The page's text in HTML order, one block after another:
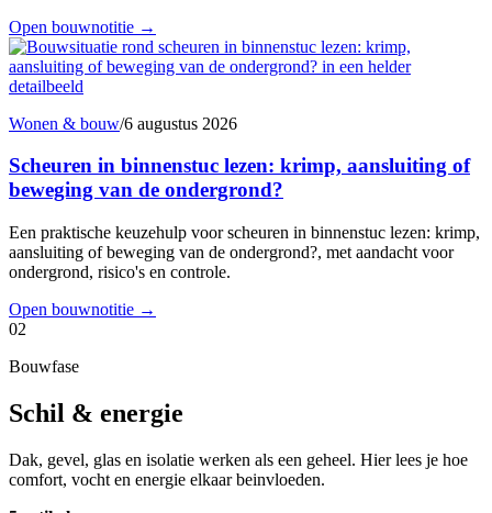
Open bouwnotitie →
Wonen & bouw/6 augustus 2026
Scheuren in binnenstuc lezen: krimp, aansluiting of
beweging van de ondergrond?
Een praktische keuzehulp voor scheuren in binnenstuc lezen: krimp,
aansluiting of beweging van de ondergrond?, met aandacht voor
ondergrond, risico's en controle.
Open bouwnotitie →
02
Bouwfase
Schil & energie
Dak, gevel, glas en isolatie werken als een geheel. Hier lees je hoe
comfort, vocht en energie elkaar beinvloeden.